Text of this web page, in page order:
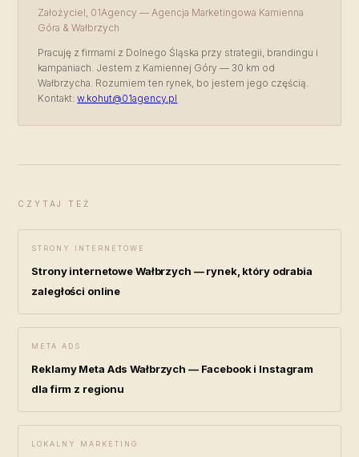
Założyciel, 01Agency — Agencja Marketingowa Kamienna
Góra & Wałbrzych
Pracuję z firmami z Dolnego Śląska przy strategii, brandingu i
kampaniach. Jestem z Kamiennej Góry — 30 km od
Wałbrzycha. Rozumiem ten rynek, bo jestem jego częścią.
Kontakt:w.kohut@01agency.pl
CZYTAJ TEŻ
STRONY INTERNETOWE
Strony internetowe Wałbrzych — rynek, który odrabia
zaległości online
META ADS
Reklamy Meta Ads Wałbrzych — Facebook i Instagram
dla firm z regionu
LOKALNY MARKETING